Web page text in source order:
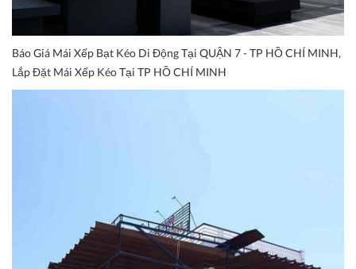
Báo Giá Mái Xếp Bạt Kéo Di Động Tại QUẬN 7 - TP HỒ CHÍ MINH,
Lắp Đặt Mái Xếp Kéo Tại TP HỒ CHÍ MINH